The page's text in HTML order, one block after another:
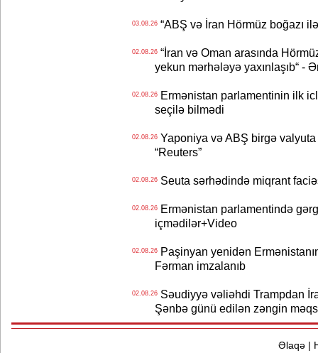
03.08.26“ABŞ və İran Hörmüz boğazı ilə
02.08.26“İran və Oman arasında
yekun mərhələyə yaxınlaşıb“ -
02.08.26Ermənistan parlamentinin ilk
seçilə bilmədi
02.08.26Yaponiya və ABŞ birgə valyuta
“Reuters”
02.08.26Seuta sərhədində miqrant
02.08.26Ermənistan parlamentində
içmədilər+Video
02.08.26Paşinyan yenidən
Fərman imzalanıb
02.08.26Səudiyyə vəliəhdi Trampdan
Şənbə günü edilən zəngin
Əlaqə|